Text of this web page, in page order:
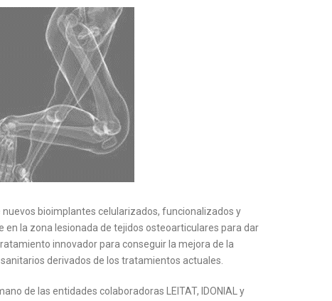
bioimplantes celularizados, funcionalizados y
la zona lesionada de tejidos osteoarticulares para dar
innovador para conseguir la mejora de la
derivados de los tratamientos actuales.
de las entidades colaboradoras LEITAT, IDONIAL y